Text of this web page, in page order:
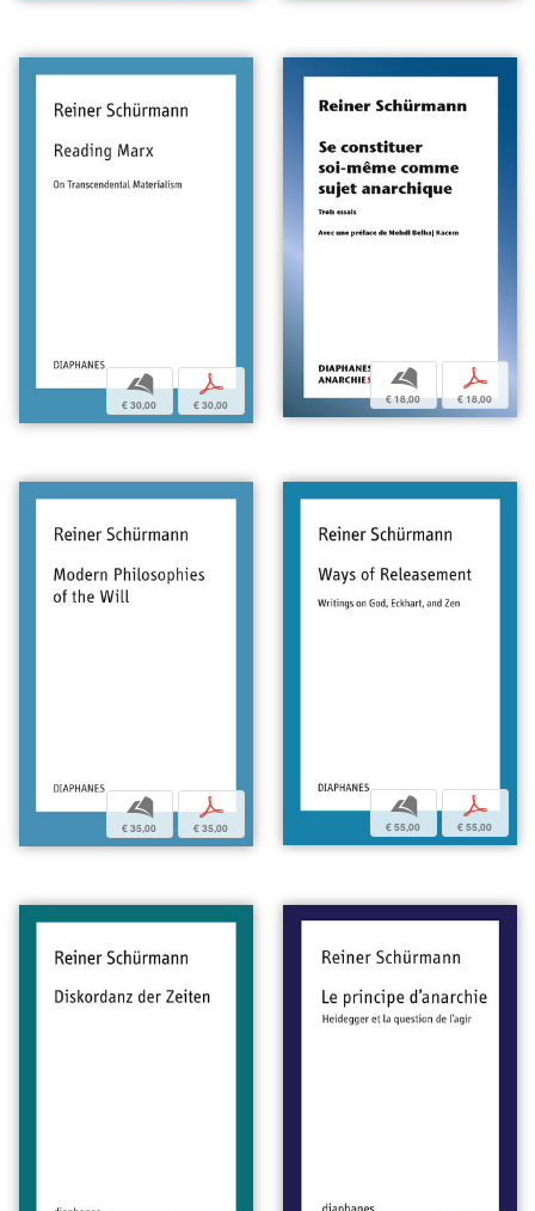
b
€ 30,00
p
€ 30,00
b
€ 18,00
p
€ 18,00
b
€ 35,00
p
€ 35,00
b
€ 55,00
p
€ 55,00